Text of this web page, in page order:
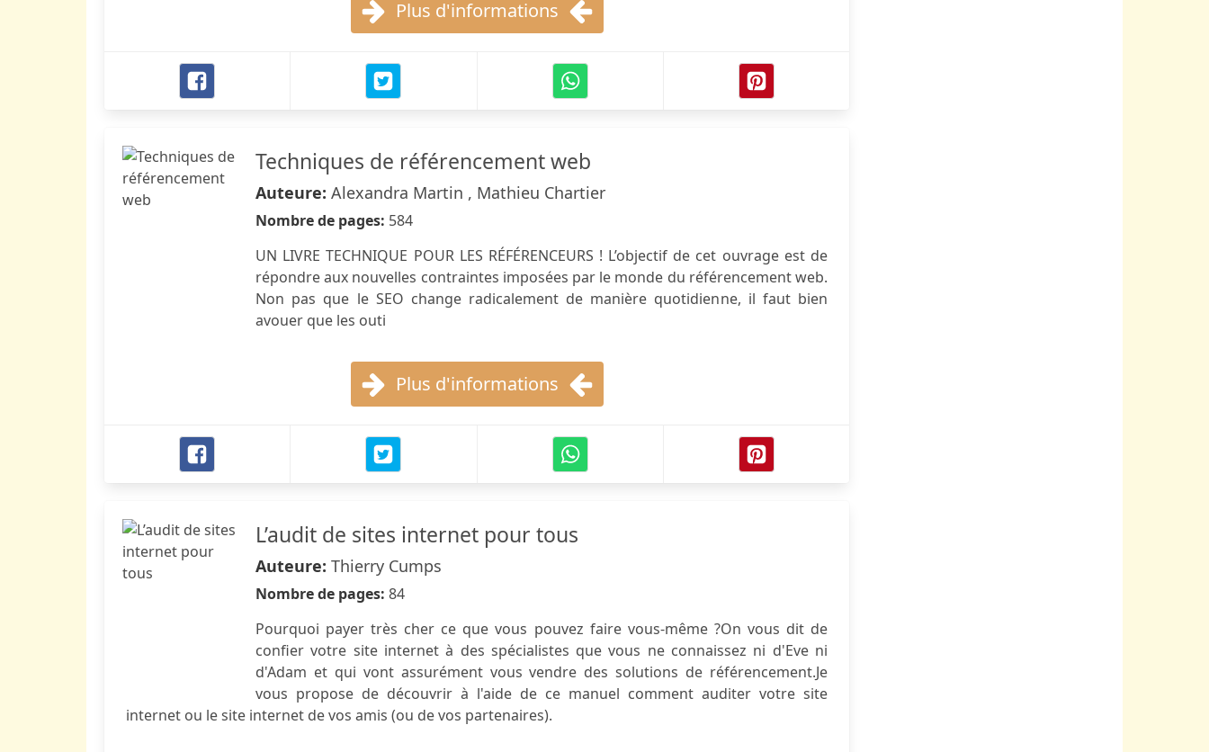
Plus d'informations
Techniques de référencement web
Auteure: Alexandra Martin , Mathieu Chartier
Nombre de pages: 584
UN LIVRE TECHNIQUE POUR LES RÉFÉRENCEURS ! L’objectif de cet ouvrage est de
répondre aux nouvelles contraintes imposées par le monde du référencement web.
Non pas que le SEO change radicalement de manière quotidienne, il faut bien
avouer que les outi
Plus d'informations
L’audit de sites internet pour tous
Auteure: Thierry Cumps
Nombre de pages: 84
Pourquoi payer très cher ce que vous pouvez faire vous-même ?On vous dit de
confier votre site internet à des spécialistes que vous ne connaissez ni d'Eve ni
d'Adam et qui vont assurément vous vendre des solutions de référencement.Je
vous propose de découvrir à l'aide de ce manuel comment auditer votre site
internet ou le site internet de vos amis (ou de vos partenaires).